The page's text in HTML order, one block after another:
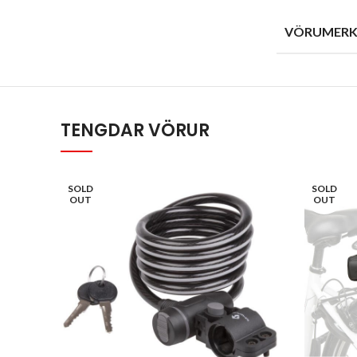
TENGDAR VÖRUR
SOLD
OUT
SOLD
OUT